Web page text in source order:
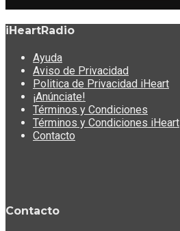
iHeartRadio
Ayuda
Aviso de Privacidad
Politica de Privacidad iHeart
¡Anúnciate!
Términos y Condiciones
Términos y Condiciones iHeart
Contacto
Contacto